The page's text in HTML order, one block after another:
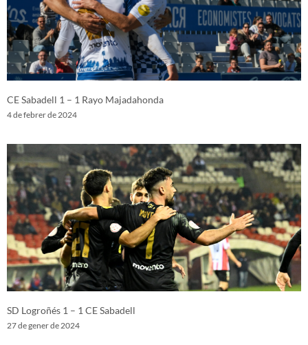
CE Sabadell 1 – 1 Rayo Majadahonda
4 de febrer de 2024
SD Logroñés 1 – 1 CE Sabadell
27 de gener de 2024